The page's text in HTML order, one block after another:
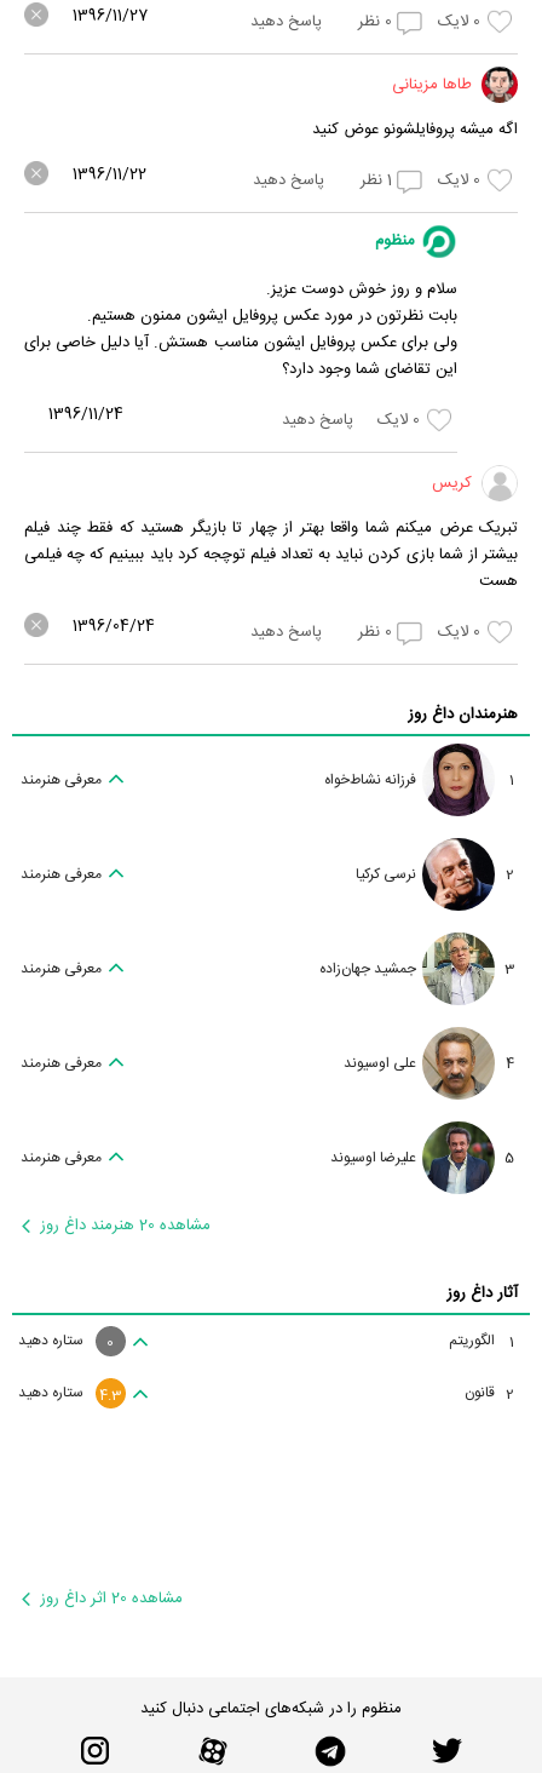
0 لایک 0 نظر پاسخ دهید 1396/11/27
طاها مزینانی
اگه میشه پروفایلشونو عوض کنید
0 لایک 1نظر پاسخ دهید 1396/11/22
منظوم
سلام و روز خوش دوست عزیز.
بابت نظرتون در مورد عکس پروفایل ایشون ممنون هستیم.
ولی برای عکس پروفایل ایشون مناسب هستش. آیا دلیل خاصی برای
این تقاضای شما وجود دارد؟
0 لایک پاسخ دهید 1396/11/24
کریس
تبریک عرض میکنم شما واقعا بهتر از چهار تا بازیگر هستید که فقط چند فیلم
بیشتر از شما بازی کردن نباید به تعداد فیلم توچجه کرد باید ببینیم که چه فیلمی
هست
0 لایک 0 نظر پاسخ دهید 1396/04/24
هنرمندان داغ روز
1 فرزانه نشاط‌خواه معرفی هنرمند
2 نرسی کرکیا معرفی هنرمند
3 جمشید جهان‌زاده معرفی هنرمند
4 علی اوسیوند معرفی هنرمند
5 علیرضا اوسیوند معرفی هنرمند
مشاهده 20 هنرمند داغ روز
آثار داغ روز
1 الگوریتم ستاره دهید 0
2 قانون ستاره دهید 4.3
مشاهده 20 اثر داغ روز
منظوم را در شبکه‌های اجتماعی دنبال کنید